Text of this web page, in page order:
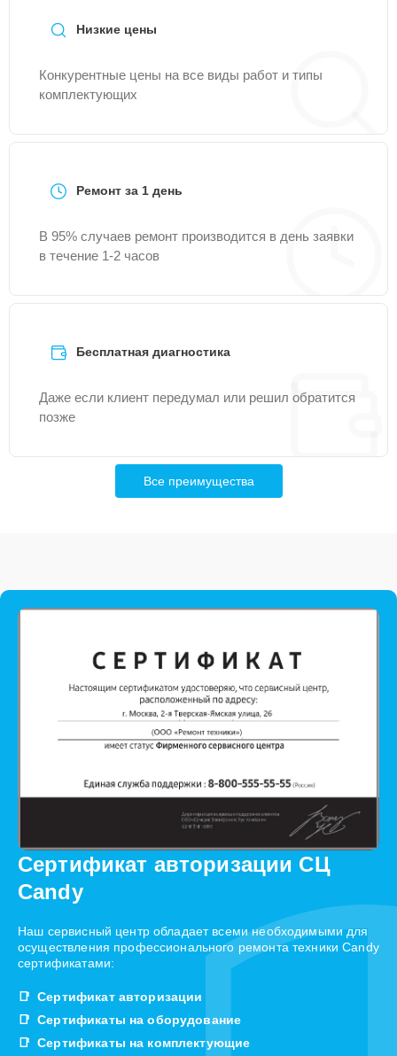
Низкие цены
Конкурентные цены на все виды работ и типы
комплектующих
Ремонт за 1 день
В 95% случаев ремонт производится в день заявки
в течение 1-2 часов
Бесплатная диагностика
Даже если клиент передумал или решил обратится
позже
Все преимущества
Сертификат авторизации СЦ
Candy
Наш сервисный центр обладает всеми необходимыми для
осуществления профессионального ремонта техники Candy
сертификатами:
Сертификат авторизации
Сертификаты на оборудование
Сертификаты на комплектующие